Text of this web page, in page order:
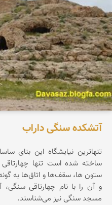
آتشکده سنگی داراب
ساخته شده است تنها
ستون ها، سقف‌ها و اتاق‌ها به
و آن را با نام چهارتاقی
مسجد سنگی نیز می‌شناسند.